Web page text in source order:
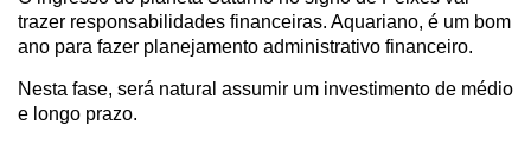
trazer responsabilidades financeiras. Aquariano, é um bom
ano para fazer planejamento administrativo financeiro.
Nesta fase, será natural assumir um investimento de médio
e longo prazo.